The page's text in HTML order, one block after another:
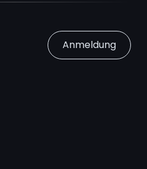
Anmeldung